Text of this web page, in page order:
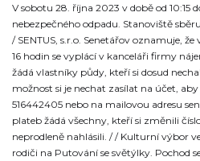
V sobotu 28. října 2023 v době od 10:15
nebezpečného odpadu. Stanoviště
/ SENTUS, s.r.o. Senetářov oznamuje,
16 hodin se vyplácí v kanceláři firmy
žádá vlastníky půdy, kteří si dosud
možnost si je nechat zasílat na účet,
516442405 nebo na mailovou adresu
plateb žádá všechny, kteří si změnili
neprodleně nahlásili. / / Kulturní výbor
rodiči na Putování se světýlky. Pochod